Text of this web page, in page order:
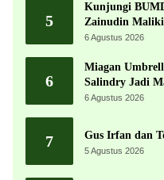
5
Kunjungi
Zainudin
Ekonomi dengan
6 Agustus 2026
6
Miagan
Salindry Jadi
6 Agustus 2026
7 Gus Irfan dan
5 Agustus 2026